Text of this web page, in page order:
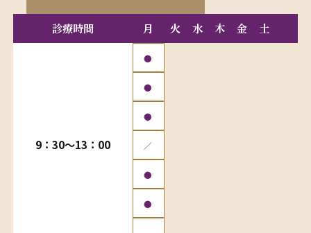
診療時間 月 火 水 木 金 土
9：30〜13：00
●
●
●
／
●
●